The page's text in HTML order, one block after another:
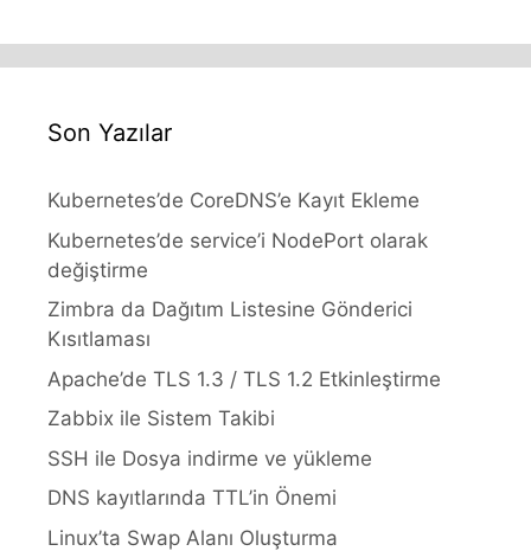
Son Yazılar
Kubernetes’de CoreDNS’e Kayıt Ekleme
Kubernetes’de service’i NodePort olarak
değiştirme
Zimbra da Dağıtım Listesine Gönderici
Kısıtlaması
Apache’de TLS 1.3 / TLS 1.2 Etkinleştirme
Zabbix ile Sistem Takibi
SSH ile Dosya indirme ve yükleme
DNS kayıtlarında TTL’in Önemi
Linux’ta Swap Alanı Oluşturma